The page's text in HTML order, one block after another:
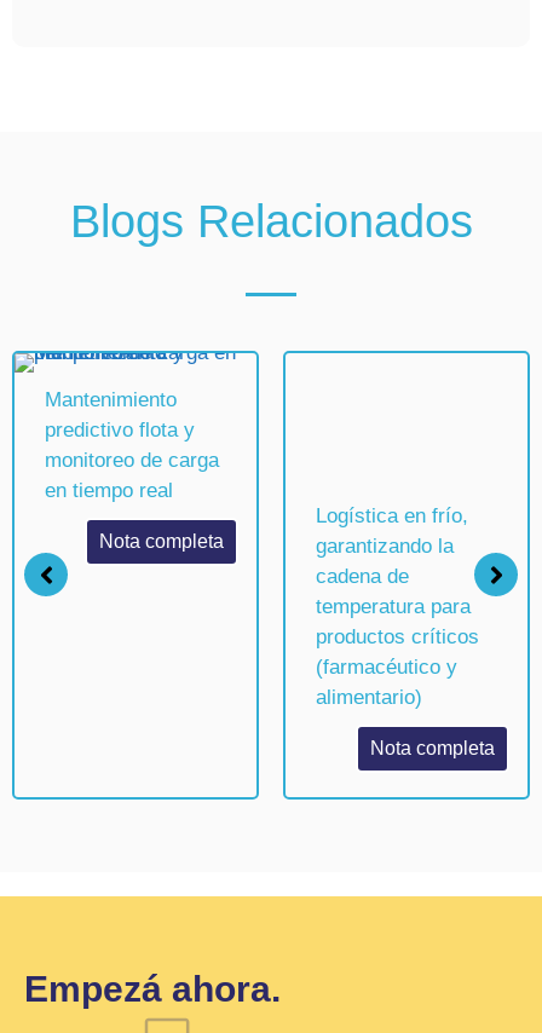
Blogs Relacionados
Mantenimiento
predictivo flota y
monitoreo de carga
en tiempo real
Nota completa
productos críticos
(farmacéutico y
alimentario)
Nota completa
Empezá ahora.